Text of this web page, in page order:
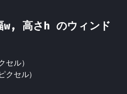
高さh のウィンド
ル）
セル）